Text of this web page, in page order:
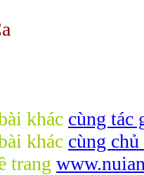
khác cùng tác
khác cùng
trang